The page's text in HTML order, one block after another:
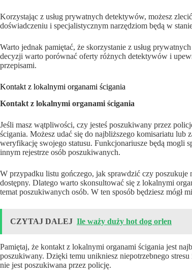
Korzystając z usług prywatnych detektywów, możesz
doświadczeniu i specjalistycznym narzędziom będą w
Warto jednak pamiętać, że skorzystanie z usług
decyzji warto porównać oferty różnych detektywów i
przepisami.
Kontakt z lokalnymi organami ścigania
Kontakt z lokalnymi organami ścigania
Jeśli masz wątpliwości, czy jesteś poszukiwany przez
ścigania. Możesz udać się do najbliższego komisariatu
weryfikację swojego statusu. Funkcjonariusze będą mogli
innym rejestrze osób poszukiwanych.
W przypadku listu gończego, jak sprawdzić czy
dostępny. Dlatego warto skonsultować się z lokalnymi
temat poszukiwanych osób. W ten sposób będziesz mógł
CZYTAJ DALEJ Ile waży duży hot dog orlen
Pamiętaj, że kontakt z lokalnymi organami ścigania jest
poszukiwany. Dzięki temu unikniesz niepotrzebnego
nie jest poszukiwana przez policję.